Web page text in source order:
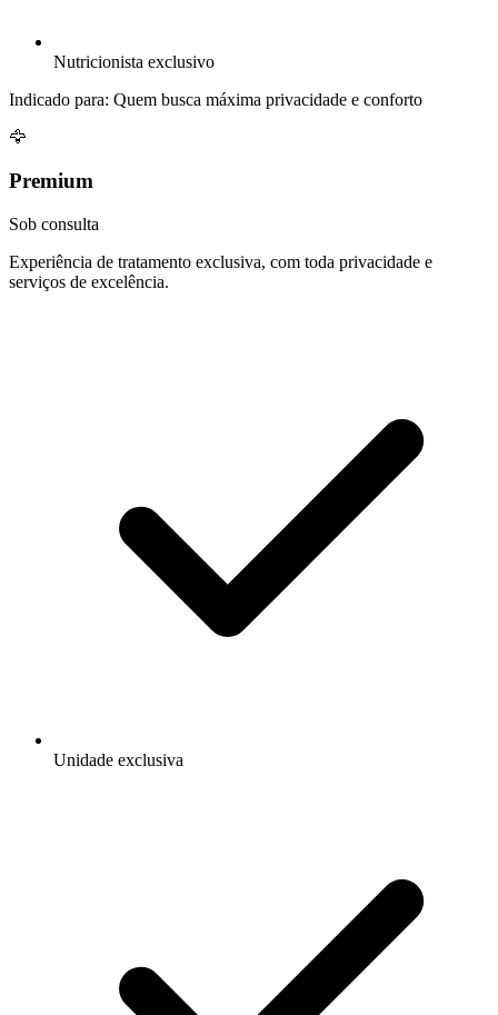
Nutricionista exclusivo
Indicado para: Quem busca máxima privacidade e conforto
🦅
Premium
Sob consulta
Experiência de tratamento exclusiva, com toda privacidade e
serviços de excelência.
Unidade exclusiva